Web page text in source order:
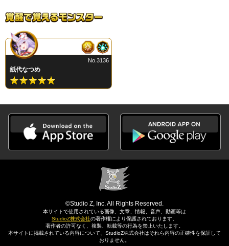
紙代なつめ
No.3136
©Studio Z, Inc. All Rights Reserved.
本サイトで使用されている画像、文章、情報、音声、動画等は
StudioZ株式会社の著作権により保護されております。
著作者の許可なく、複製、転載等の行為を禁止いたします。
本サイトに掲載されている内容について、StudioZ株式会社はそれら内容の正確性を保証して
おりません。